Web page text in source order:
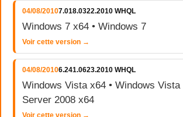
04/08/20107.018.0322.2010 WHQL
Windows 7 x64 • Windows 7
Voir cette version →
04/08/20106.241.0623.2010 WHQL
Windows Vista x64 • Windows
Server 2008 x64
Voir cette version →